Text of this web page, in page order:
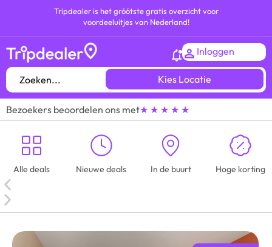
Tripdealer is het gróótste gratis overzicht voor
voordeeluitjes van Nederland!
Inloggen
Kies Locatie
Bezoekers beoordelen ons met★ ★ ★ ★ ★
Alle deals Nieuwe deals In de buurt Hoge korting